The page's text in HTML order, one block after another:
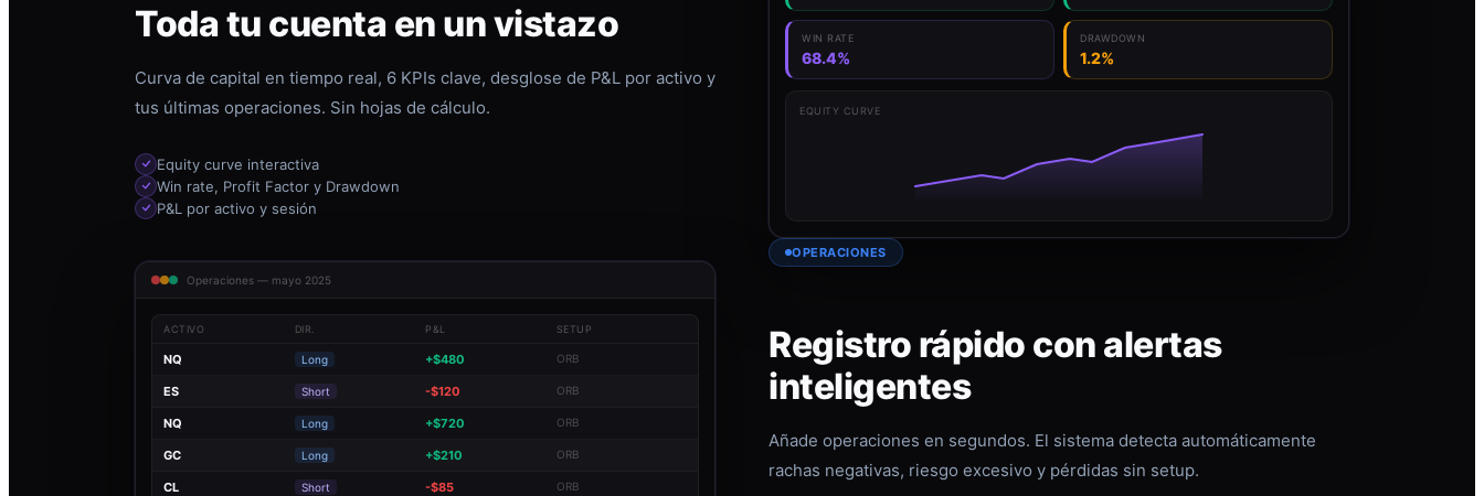
Toda tu cuenta en un vistazo
Curva de capital en tiempo real, 6 KPIs clave, desglose de P&L por activo y
tus últimas operaciones. Sin hojas de cálculo.
Equity curve interactiva
Win rate, Profit Factor y Drawdown
P&L por activo y sesión
WIN RATE
68.4%
DRAWDOWN
1.2%
EQUITY CURVE
Operaciones — mayo 2025
ACTIVO DIR. P&L SETUP
NQ Long +$480 ORB
ES Short -$120 ORB
NQ Long +$720 ORB
GC Long +$210 ORB
CL Short -$85 ORB
OPERACIONES
Registro rápido con alertas
inteligentes
Añade operaciones en segundos. El sistema detecta automáticamente
rachas negativas, riesgo excesivo y pérdidas sin setup.